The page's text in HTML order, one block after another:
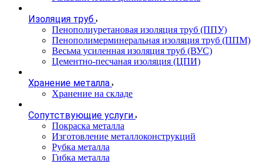
Изоляция труб
Пенополиуретановая изоляция труб (ППУ)
Пенополимерминеральная изоляция труб (ППМ)
Весьма усиленная изоляция труб (ВУС)
Цементно-песчаная изоляция (ЦПИ)
Хранение металла
Хранение на складе
Сопутствующие услуги
Покраска металла
Изготовление металлоконструкций
Рубка металла
Гибка металла